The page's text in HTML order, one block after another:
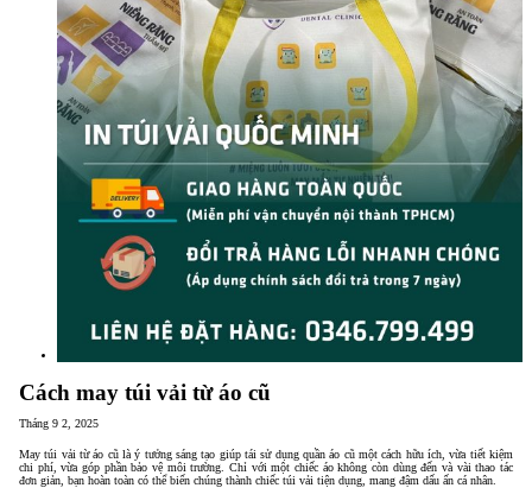
Cách may túi vải từ áo cũ
Tháng 9 2, 2025
May túi vải từ áo cũ là ý tưởng sáng tạo giúp tái sử dụng quần áo cũ một cách hữu ích, vừa tiết kiệm
chi phí, vừa góp phần bảo vệ môi trường. Chỉ với một chiếc áo không còn dùng đến và vài thao tác
đơn giản, bạn hoàn toàn có thể biến chúng thành chiếc túi vải tiện dụng, mang đậm dấu ấn cá nhân.